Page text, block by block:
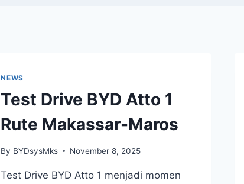
NEWS
Test Drive BYD Atto 1
Rute Makassar-Maros
By BYDsysMks November 8, 2025
Test Drive BYD Atto 1 menjadi momen